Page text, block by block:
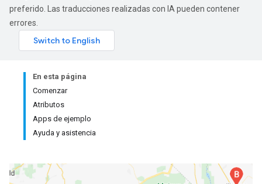
preferido. Las traducciones realizadas con IA pueden contener
errores.
En esta página
Comenzar
Atributos
Apps de ejemplo
Ayuda y asistencia